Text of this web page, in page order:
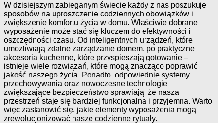
W dzisiejszym zabieganym świecie każdy z nas poszukuje
sposobów na uproszczenie codziennych obowiązków i
zwiększenie komfortu życia w domu. Właściwie dobrane
wyposażenie może stać się kluczem do efektywności i
oszczędności czasu. Od inteligentnych urządzeń, które
umożliwiają zdalne zarządzanie domem, po praktyczne
akcesoria kuchenne, które przyspieszają gotowanie –
istnieje wiele rozwiązań, które mogą znacząco poprawić
jakość naszego życia. Ponadto, odpowiednie systemy
przechowywania oraz nowoczesne technologie
zwiększające bezpieczeństwo sprawiają, że nasza
przestrzeń staje się bardziej funkcjonalna i przyjemna. Warto
więc zastanowić się, jakie elementy wyposażenia mogą
zrewolucjonizować nasze codzienne rytuały.